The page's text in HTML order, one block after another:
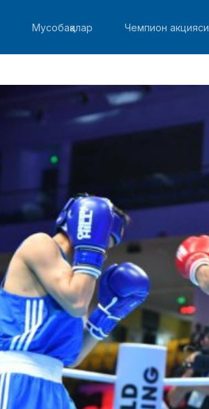
Мусобақалар Чемпион акцияси